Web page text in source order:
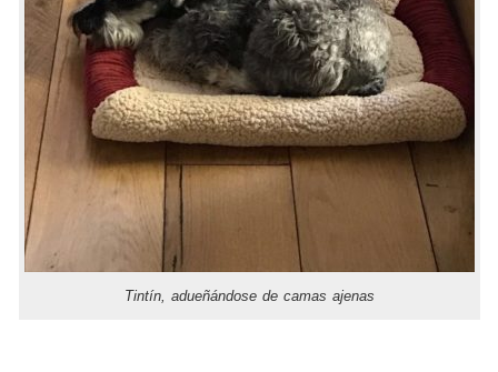
Tintín, adueñándose de camas ajenas